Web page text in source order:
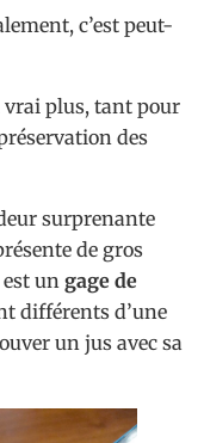
c’est peut-
vrai plus, tant pour
des
surprenante
de gros
un gage de
différents d’une
un jus avec sa